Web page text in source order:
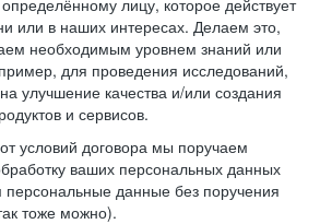
лицу, которое действует
или в наших интересах. Делаем это,
необходимым уровнем знаний или
для проведения исследований,
улучшение качества и/или создания
и сервисов.
условий договора мы поручаем
ваших персональных данных
данные без поручения
тоже можно).